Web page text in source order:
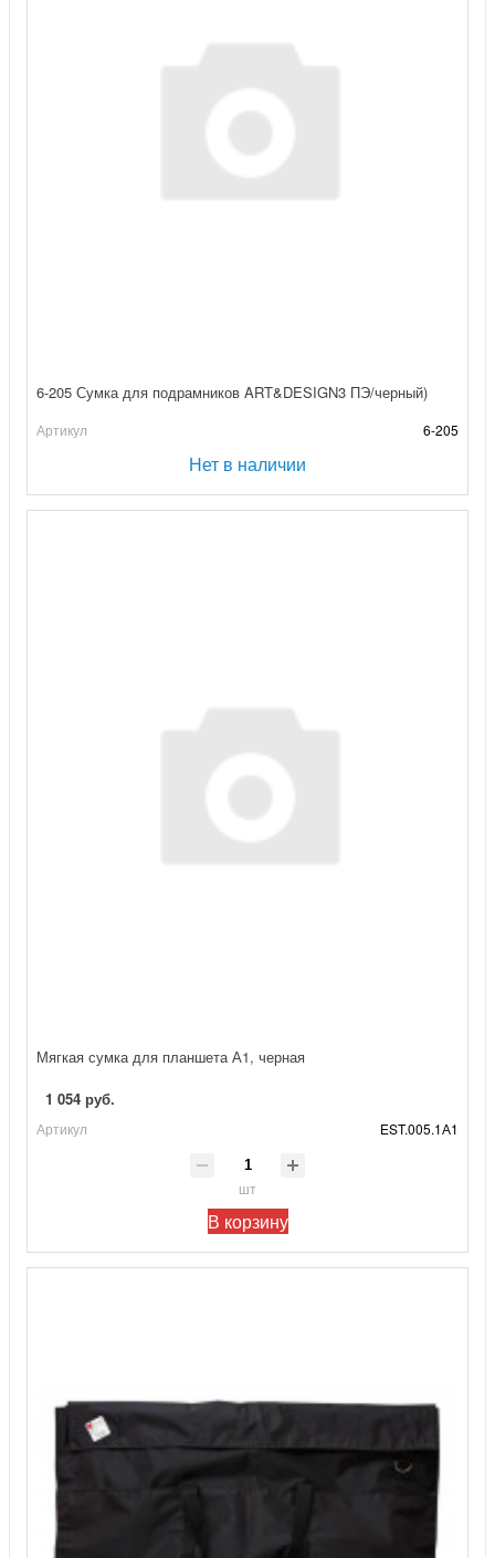
6-205 Сумка для подрамников ART&DESIGN3 ПЭ/черный)
Артикул 6-205
Нет в наличии
Мягкая сумка для планшета А1, черная
1 054 руб.
Артикул EST.005.1А1
шт
В корзину